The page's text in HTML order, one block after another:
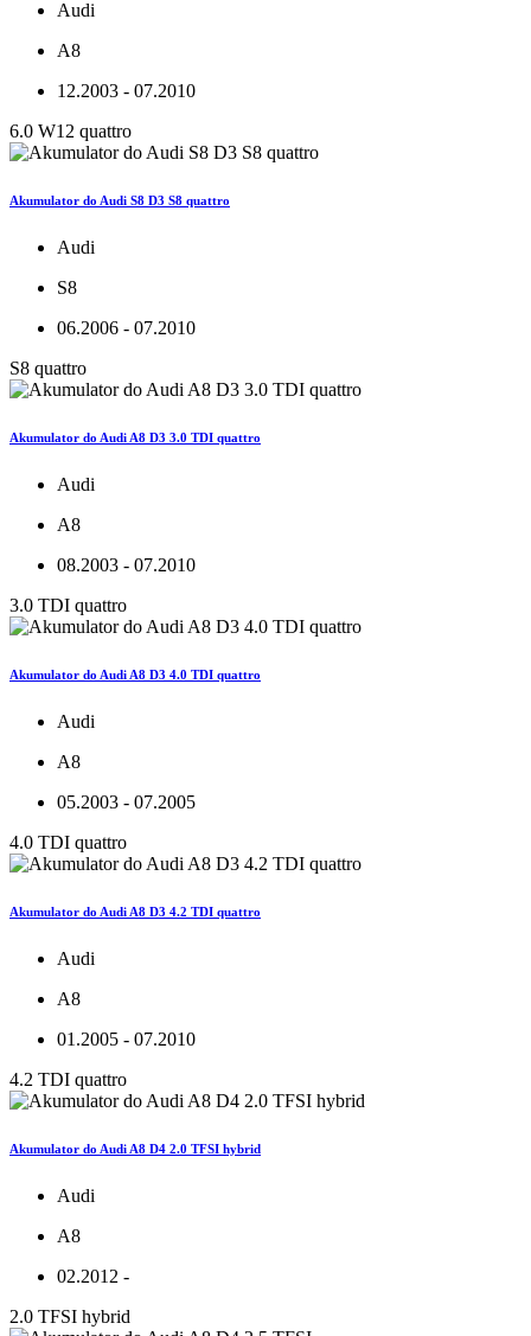
Audi
A8
12.2003 - 07.2010
6.0 W12 quattro
Akumulator do Audi S8 D3 S8 quattro
Audi
S8
06.2006 - 07.2010
S8 quattro
Akumulator do Audi A8 D3 3.0 TDI quattro
Audi
A8
08.2003 - 07.2010
3.0 TDI quattro
Akumulator do Audi A8 D3 4.0 TDI quattro
Audi
A8
05.2003 - 07.2005
4.0 TDI quattro
Akumulator do Audi A8 D3 4.2 TDI quattro
Audi
A8
01.2005 - 07.2010
4.2 TDI quattro
Akumulator do Audi A8 D4 2.0 TFSI hybrid
Audi
A8
02.2012 -
2.0 TFSI hybrid